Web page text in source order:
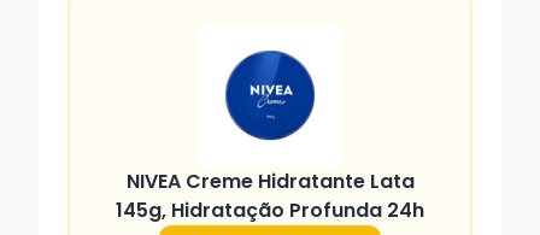
NIVEA Creme Hidratante Lata
145g, Hidratação Profunda 24h